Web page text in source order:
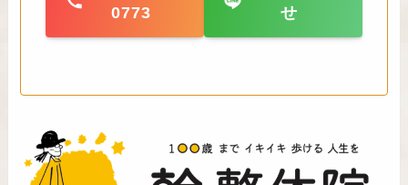
0773
せ